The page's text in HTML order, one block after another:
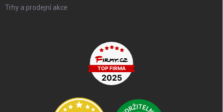
Trhy a prodejní akce